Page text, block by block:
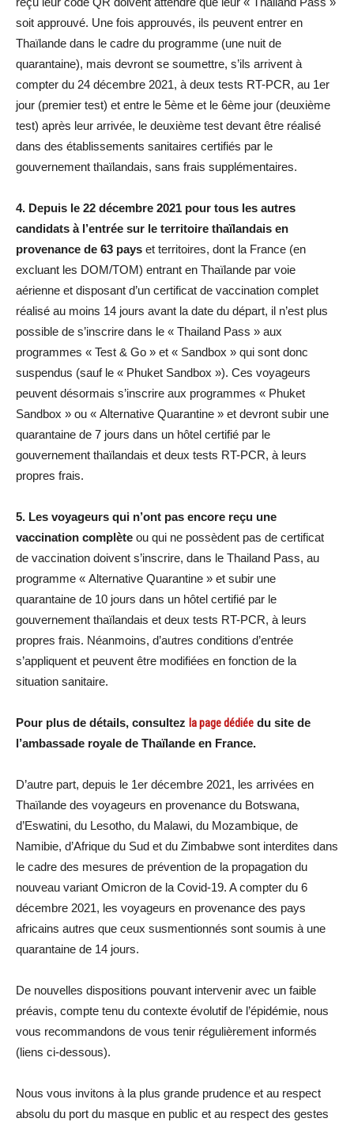
soit approuvé. Une fois approuvés, ils peuvent entrer en
Thaïlande dans le cadre du programme (une nuit de
quarantaine), mais devront se soumettre, s’ils arrivent à
compter du 24 décembre 2021, à deux tests RT-PCR, au 1er
jour (premier test) et entre le 5ème et le 6ème jour (deuxième
test) après leur arrivée, le deuxième test devant être réalisé
dans des établissements sanitaires certifiés par le
gouvernement thaïlandais, sans frais supplémentaires.
4. Depuis le 22 décembre 2021 pour tous les autres
candidats à l’entrée sur le territoire thaïlandais en
provenance de 63 pays et territoires, dont la France (en
excluant les DOM/TOM) entrant en Thaïlande par voie
aérienne et disposant d’un certificat de vaccination complet
réalisé au moins 14 jours avant la date du départ, il n’est plus
possible de s’inscrire dans le « Thailand Pass » aux
programmes « Test & Go » et « Sandbox » qui sont donc
suspendus (sauf le « Phuket Sandbox »). Ces voyageurs
peuvent désormais s’inscrire aux programmes « Phuket
Sandbox » ou « Alternative Quarantine » et devront subir une
quarantaine de 7 jours dans un hôtel certifié par le
gouvernement thaïlandais et deux tests RT-PCR, à leurs
propres frais.
5. Les voyageurs qui n’ont pas encore reçu une
vaccination complète ou qui ne possèdent pas de certificat
de vaccination doivent s’inscrire, dans le Thailand Pass, au
programme « Alternative Quarantine » et subir une
quarantaine de 10 jours dans un hôtel certifié par le
gouvernement thaïlandais et deux tests RT-PCR, à leurs
propres frais. Néanmoins, d’autres conditions d’entrée
s’appliquent et peuvent être modifiées en fonction de la
situation sanitaire.
Pour plus de détails, consultez la page dédiée du site de
l’ambassade royale de Thaïlande en France.
D’autre part, depuis le 1er décembre 2021, les arrivées en
Thaïlande des voyageurs en provenance du Botswana,
d’Eswatini, du Lesotho, du Malawi, du Mozambique, de
Namibie, d’Afrique du Sud et du Zimbabwe sont interdites dans
le cadre des mesures de prévention de la propagation du
nouveau variant Omicron de la Covid-19. A compter du 6
décembre 2021, les voyageurs en provenance des pays
africains autres que ceux susmentionnés sont soumis à une
quarantaine de 14 jours.
De nouvelles dispositions pouvant intervenir avec un faible
préavis, compte tenu du contexte évolutif de l’épidémie, nous
vous recommandons de vous tenir régulièrement informés
(liens ci-dessous).
Nous vous invitons à la plus grande prudence et au respect
absolu du port du masque en public et au respect des gestes